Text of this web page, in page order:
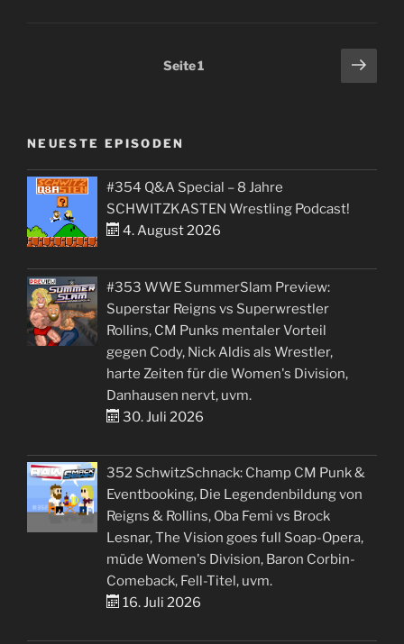
Seitennummerierung
Seite1
NEUESTE EPISODEN
#354 Q&A Special – 8 Jahre
SCHWITZKASTEN Wrestling Podcast!
4. August 2026
#353 WWE SummerSlam Preview:
Superstar Reigns vs Superwrestler
Rollins, CM Punks mentaler Vorteil
gegen Cody, Nick Aldis als Wrestler,
harte Zeiten für die Women's Division,
Danhausen nervt, uvm.
30. Juli 2026
352 SchwitzSchnack: Champ CM Punk &
Eventbooking, Die Legendenbildung von
Reigns & Rollins, Oba Femi vs Brock
Lesnar, The Vision goes full Soap-Opera,
müde Women's Division, Baron Corbin-
Comeback, Fell-Titel, uvm.
16. Juli 2026